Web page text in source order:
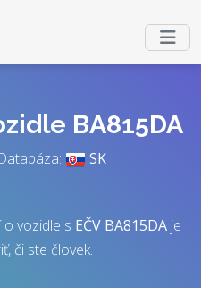
BA815DA
SK
vozidle s EČV BA815DAje
či ste človek.